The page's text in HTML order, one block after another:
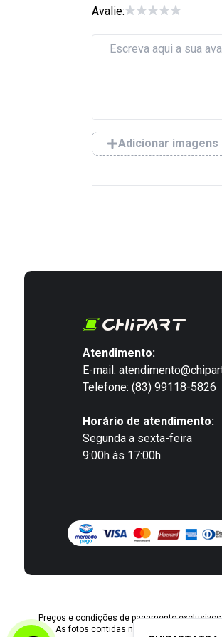
Avalie:
Adicionar imagens
Atendimento:
E-mail:
Telefone: (83) 99118-5826
Horário de atendimento:
Segunda a sexta-feira
9:00h às 17:00h
Preços e condições de pagamento
As fotos contidas nesta página são